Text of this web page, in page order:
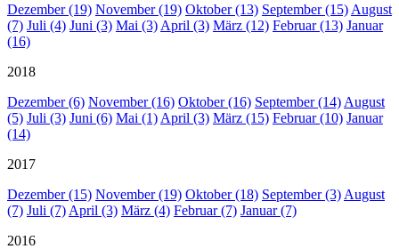
Dezember (19) November (19) Oktober (13) September (15) August
(7) Juli (4) Juni (3) Mai (3) April (3) März (12) Februar (13) Januar
(16)
2018
Dezember (6) November (16) Oktober (16) September (14) August
(5) Juli (3) Juni (6) Mai (1) April (3) März (15) Februar (10) Januar
(14)
2017
Dezember (15) November (19) Oktober (18) September (3) August
(7) Juli (7) April (3) März (4) Februar (7) Januar (7)
2016